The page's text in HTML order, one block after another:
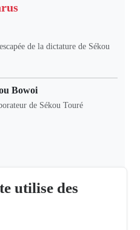
utilise des
de la dictature de Sékou
Bowoi
de Sékou Touré
et actualités.